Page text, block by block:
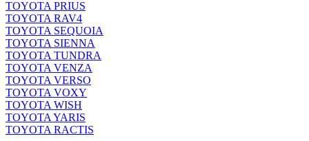
TOYOTA PRIUS
TOYOTA RAV4
TOYOTA SEQUOIA
TOYOTA SIENNA
TOYOTA TUNDRA
TOYOTA VENZA
TOYOTA VERSO
TOYOTA VOXY
TOYOTA WISH
TOYOTA YARIS
TOYOTA RACTIS